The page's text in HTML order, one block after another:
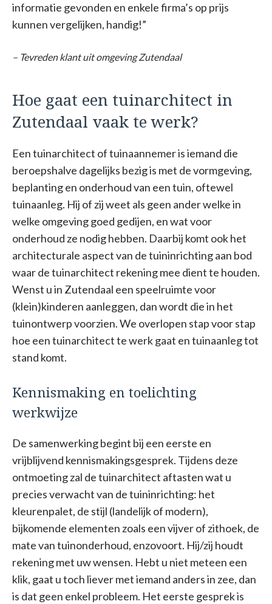
informatie gevonden en enkele firma’s op prijs
kunnen vergelijken, handig!”
– Tevreden klant uit omgeving Zutendaal
Hoe gaat een tuinarchitect in
Zutendaal vaak te werk?
Een tuinarchitect of tuinaannemer is iemand die
beroepshalve dagelijks bezig is met de vormgeving,
beplanting en onderhoud van een tuin, oftewel
tuinaanleg. Hij of zij weet als geen ander welke in
welke omgeving goed gedijen, en wat voor
onderhoud ze nodig hebben. Daarbij komt ook het
architecturale aspect van de tuininrichting aan bod
waar de tuinarchitect rekening mee dient te houden.
Wenst u in Zutendaal een speelruimte voor
(klein)kinderen aanleggen, dan wordt die in het
tuinontwerp voorzien. We overlopen stap voor stap
hoe een tuinarchitect te werk gaat en tuinaanleg tot
stand komt.
Kennismaking en toelichting
werkwijze
De samenwerking begint bij een eerste en
vrijblijvend kennismakingsgesprek. Tijdens deze
ontmoeting zal de tuinarchitect aftasten wat u
precies verwacht van de tuininrichting: het
kleurenpalet, de stijl (landelijk of modern),
bijkomende elementen zoals een vijver of zithoek, de
mate van tuinonderhoud, enzovoort. Hij/zij houdt
rekening met uw wensen. Hebt u niet meteen een
klik, gaat u toch liever met iemand anders in zee, dan
is dat geen enkel probleem. Het eerste gesprek is